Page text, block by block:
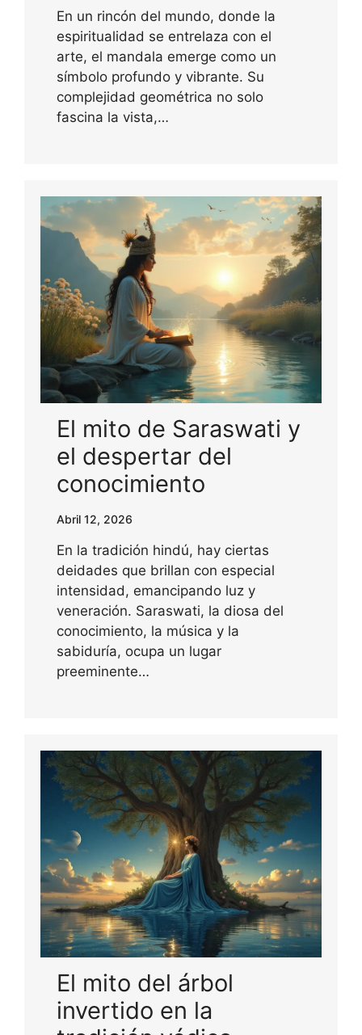
En un rincón del mundo, donde la
espiritualidad se entrelaza con el
arte, el mandala emerge como un
símbolo profundo y vibrante. Su
complejidad geométrica no solo
fascina la vista,…
El mito de Saraswati y
el despertar del
conocimiento
Abril 12, 2026
En la tradición hindú, hay ciertas
deidades que brillan con especial
intensidad, emancipando luz y
veneración. Saraswati, la diosa del
conocimiento, la música y la
sabiduría, ocupa un lugar
preeminente…
El mito del árbol
invertido en la